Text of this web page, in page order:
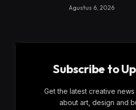
Agustus 6, 2026
Subscribe to
Get the latest creative news
about art, design and